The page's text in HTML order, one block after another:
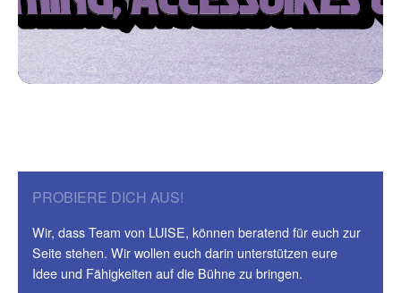
PROBIERE DICH AUS!
Wir, dass Team von LUISE, können beratend für euch zur
Seite stehen. Wir wollen euch darin unterstützen eure
Idee und Fähigkeiten auf die Bühne zu bringen.